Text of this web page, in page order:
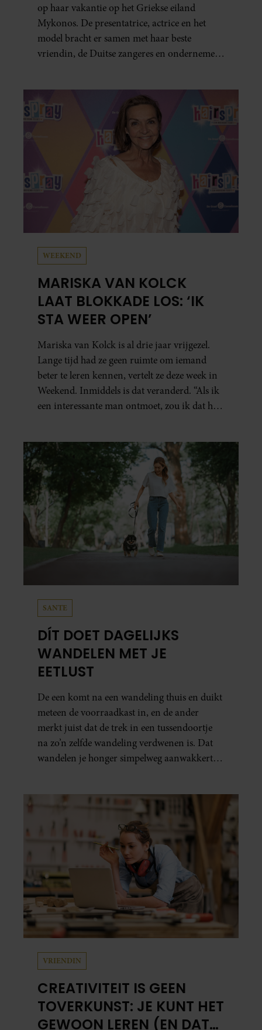
op haar vakantie op het Griekse eiland
Mykonos. De presentatrice, actrice en het
model bracht er samen met haar beste
vriendin, de Duitse zangeres en ondernemer
zonovergoten bestemming én vertelt ze hoe
bijzonder de reis voor haar is geweest.
WEEKEND
MARISKA VAN KOLCK
LAAT BLOKKADE LOS: ‘IK
STA WEER OPEN’
Mariska van Kolck is al drie jaar vrijgezel.
Lange tijd had ze geen ruimte om iemand
beter te leren kennen, vertelt ze deze week in
Weekend. Inmiddels is dat veranderd. “Als ik
een interessante man ontmoet, zou ik dat heel
SANTE
DÍT DOET DAGELIJKS
WANDELEN MET JE
EETLUST
De een komt na een wandeling thuis en duikt
meteen de voorraadkast in, en de ander
merkt juist dat de trek in een tussendoortje
na zo’n zelfde wandeling verdwenen is. Dat
wandelen je honger simpelweg aanwakkert,
VRIENDIN
CREATIVITEIT IS GEEN
TOVERKUNST: JE KUNT HET
GEWOON LEREN (EN DAT